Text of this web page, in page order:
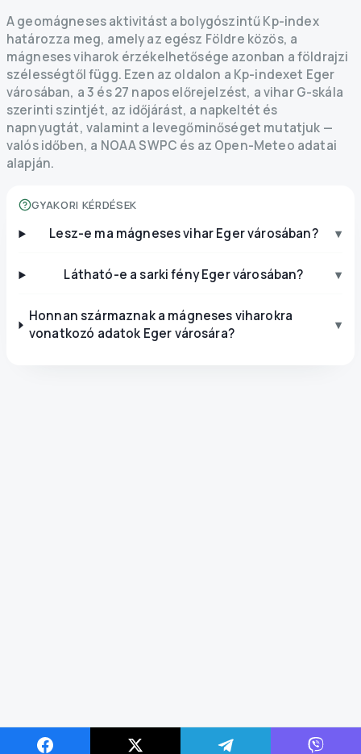
A geomágneses aktivitást a bolygószintű Kp-index
határozza meg, amely az egész Földre közös, a
mágneses viharok érzékelhetősége azonban a földrajzi
szélességtől függ. Ezen az oldalon a Kp-indexet Eger
városában, a 3 és 27 napos előrejelzést, a vihar G-skála
szerinti szintjét, az időjárást, a napkeltét és
napnyugtát, valamint a levegőminőséget mutatjuk —
valós időben, a NOAA SWPC és az Open-Meteo adatai
alapján.
GYAKORI KÉRDÉSEK
Lesz-e ma mágneses vihar Eger városában? ▾
Látható-e a sarki fény Eger városában? ▾
Honnan származnak a mágneses viharokra
vonatkozó adatok Eger városára?
▾